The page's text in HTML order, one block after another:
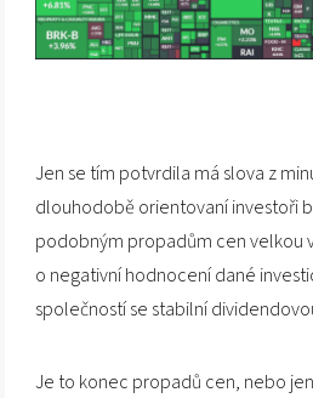
Jen se tím potvrdila má slova z
dlouhodobě orientovaní investoři
podobným propadům cen velkou
o negativní hodnocení dané
společností se stabilní
Je to konec propadů cen, nebo